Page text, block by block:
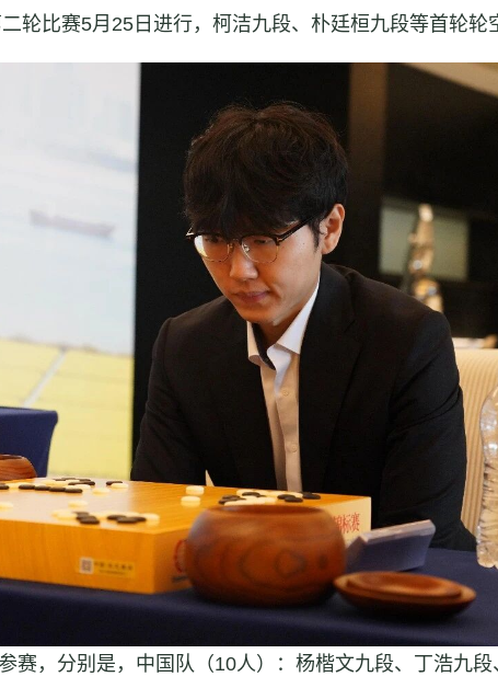
轮比赛5月25日进行，柯洁九段、朴廷桓九段等首轮轮
赛，分别是，中国队（10人）：杨楷文九段、丁浩九